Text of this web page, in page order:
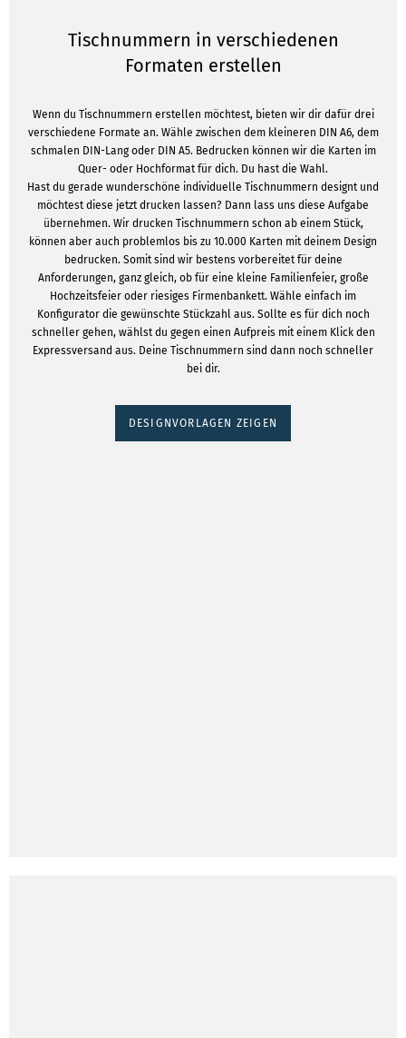
Tischnummern in verschiedenen
Formaten erstellen
Wenn du Tischnummern erstellen möchtest, bieten wir dir dafür drei
verschiedene Formate an. Wähle zwischen dem kleineren DIN A6, dem
schmalen DIN-Lang oder DIN A5. Bedrucken können wir die Karten im
Quer- oder Hochformat für dich. Du hast die Wahl.
Hast du gerade wunderschöne individuelle Tischnummern designt und
möchtest diese jetzt drucken lassen? Dann lass uns diese Aufgabe
übernehmen. Wir drucken Tischnummern schon ab einem Stück,
können aber auch problemlos bis zu 10.000 Karten mit deinem Design
bedrucken. Somit sind wir bestens vorbereitet für deine
Anforderungen, ganz gleich, ob für eine kleine Familienfeier, große
Hochzeitsfeier oder riesiges Firmenbankett. Wähle einfach im
Konfigurator die gewünschte Stückzahl aus. Sollte es für dich noch
schneller gehen, wählst du gegen einen Aufpreis mit einem Klick den
Expressversand aus. Deine Tischnummern sind dann noch schneller
bei dir.
DESIGNVORLAGEN ZEIGEN